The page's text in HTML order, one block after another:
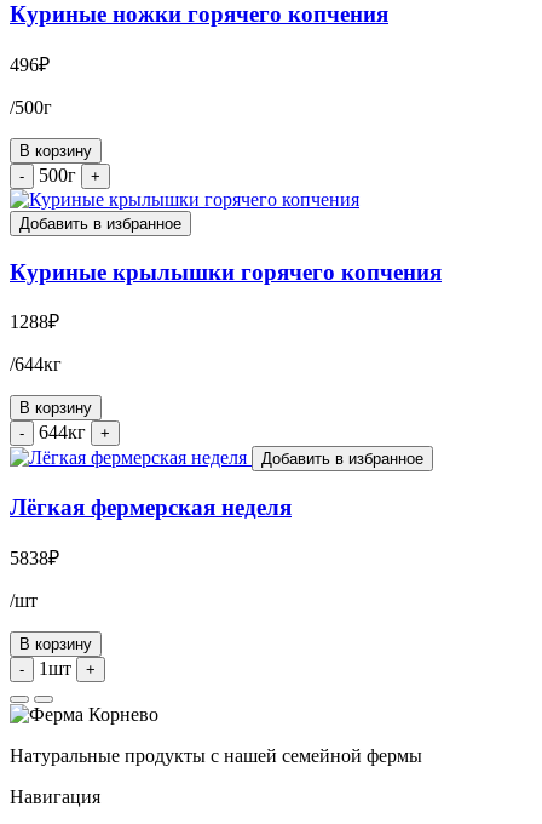
Куриные ножки горячего копчения
496₽
/500г
В корзину
-
500г +
Добавить в избранное
Куриные крылышки горячего копчения
1288₽
/644кг
В корзину
-
644кг
+
Добавить в избранное
Лёгкая фермерская неделя
5838₽
/шт
В корзину
-
1шт +
Натуральные продукты с нашей семейной фермы
Навигация